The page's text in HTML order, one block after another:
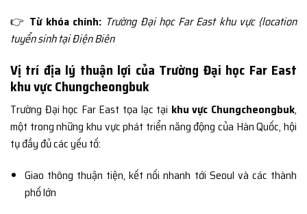
👉 Từ khóa chính: Trường Đại học Far East khu vực {location
tuyển sinh tại Điện Biên
Vị trí địa lý thuận lợi của Trường Đại học Far East
khu vực Chungcheongbuk
Trường Đại học Far East tọa lạc tại khu vực Chungcheongbuk,
một trong những khu vực phát triển năng động của Hàn Quốc, hội
tụ đầy đủ các yếu tố:
Giao thông thuận tiện, kết nối nhanh tới Seoul và các thành
phố lớn